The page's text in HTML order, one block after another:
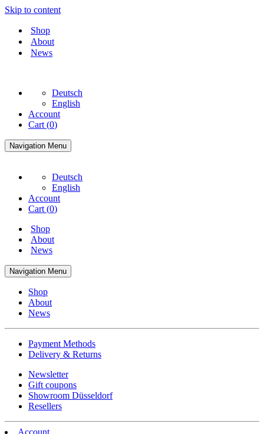
Skip to content
Shop
About
News
Deutsch
English
Account
Cart (0)
Navigation Menu
Deutsch
English
Account
Cart (0)
Shop
About
News
Navigation Menu
Shop
About
News
Payment Methods
Delivery & Returns
Newsletter
Gift coupons
Showroom Düsseldorf
Resellers
Account